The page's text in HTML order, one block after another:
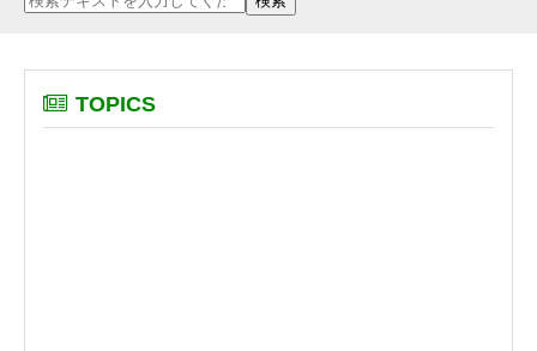
TOPICS